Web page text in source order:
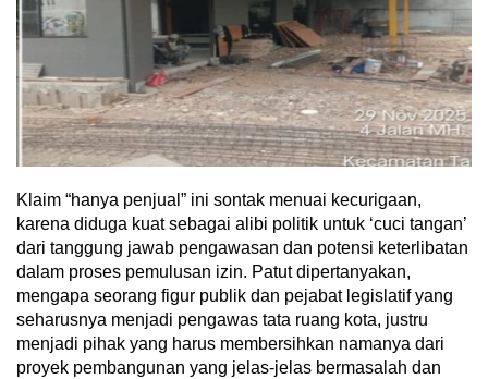
Klaim “hanya penjual” ini sontak menuai kecurigaan,
karena diduga kuat sebagai alibi politik untuk ‘cuci tangan’
dari tanggung jawab pengawasan dan potensi keterlibatan
dalam proses pemulusan izin. Patut dipertanyakan,
mengapa seorang figur publik dan pejabat legislatif yang
seharusnya menjadi pengawas tata ruang kota, justru
menjadi pihak yang harus membersihkan namanya dari
proyek pembangunan yang jelas-jelas bermasalah dan